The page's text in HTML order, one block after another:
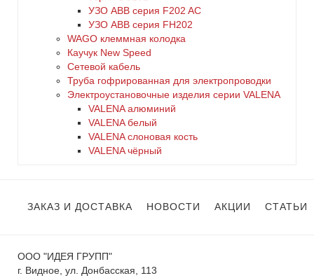
УЗО ABB серия F202 AC
УЗО АВВ серия FH202
WAGO клеммная колодка
Каучук New Speed
Сетевой кабель
Труба гофрированная для электропроводки
Электроустановочные изделия серии VALENA
VALENA алюминий
VALENA белый
VALENA слоновая кость
VALENA чёрный
ЗАКАЗ И ДОСТАВКА НОВОСТИ АКЦИИ СТАТЬИ
ООО "ИДЕЯ ГРУПП"
г. Видное, ул. Донбасская, 113